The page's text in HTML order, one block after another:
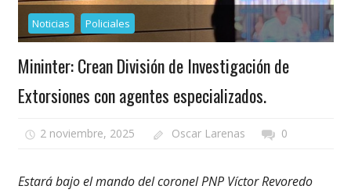
Noticias Policiales
Mininter: Crean División de Investigación de
Extorsiones con agentes especializados.
2 noviembre, 2025 Oscar Larenas 0
Estará bajo el mando del coronel PNP Víctor Revoredo